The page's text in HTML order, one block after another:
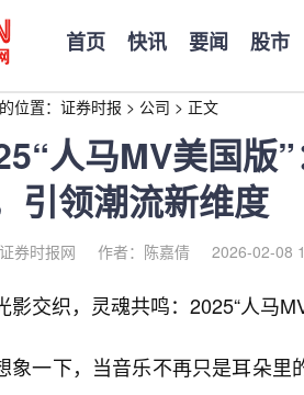
首页 快讯 要闻 股市
位置： 证券时报 > 公司 > 正文
人马MV美国版
引领潮流新维度
券时报网 作者：陈嘉倩 2026-02-08
影交织，灵魂共鸣：2025“人马
象一下，当音乐不再只是耳朵里